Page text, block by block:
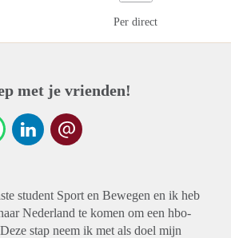
Per direct
met je vrienden!
student Sport en Bewegen en ik heb
Nederland te komen om een hbo-
stap neem ik met als doel mijn